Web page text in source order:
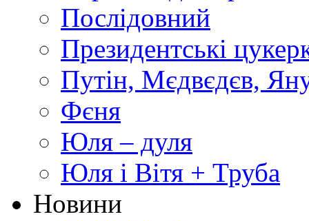
Послідовний
Президентські
Путін, Мєдвєдєв,
Фєня
Юля – дуля
Юля і Вітя + Труба
Новини